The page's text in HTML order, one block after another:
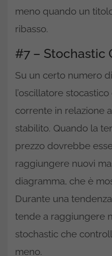
meno quando un
ribasso.
#7 – Stochastic
Su un certo numero
l’oscillatore
corrente in relazione
stabilito. Quando la
prezzo dovrebbe
raggiungere nuovi
diagramma, che è
Durante una
tende a raggiungere
stochastic che
meno.